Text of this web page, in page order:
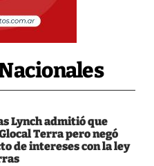
Lynch admitió que
Terra pero negó
de intereses con la ley